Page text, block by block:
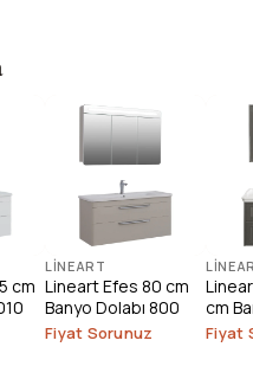
cm
LINEART
Lineart Efes 80 cm
Banyo Dolabı 800
Fiyat Sorunuz
cm
1000
Fiyat